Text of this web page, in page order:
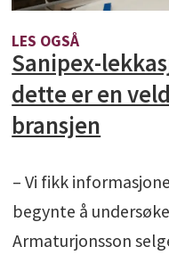
LES OGSÅ
Sanipex-
dette er en
bransjen
– Vi fikk
begynte å
Armaturjonsson